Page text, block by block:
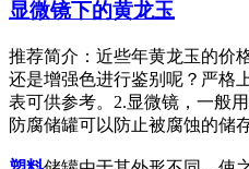
显微镜下的黄龙玉
推荐简介：近些年黄龙玉的价
还是增强色进行鉴别呢？严格
表可供参考。2.显微镜，一般
防腐储罐可以防止被腐蚀的储